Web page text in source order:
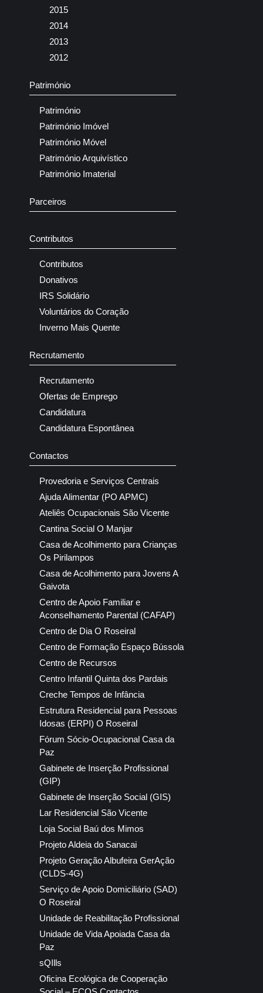
2015
2014
2013
2012
Património
Património
Património Imóvel
Património Móvel
Património Arquivístico
Património Imaterial
Parceiros
Contributos
Contributos
Donativos
IRS Solidário
Voluntários do Coração
Inverno Mais Quente
Recrutamento
Recrutamento
Ofertas de Emprego
Candidatura
Candidatura Espontânea
Contactos
Provedoria e Serviços Centrais
Ajuda Alimentar (PO APMC)
Ateliês Ocupacionais São Vicente
Cantina Social O Manjar
Casa de Acolhimento para Crianças
Os Pirilampos
Casa de Acolhimento para Jovens A
Gaivota
Centro de Apoio Familiar e
Aconselhamento Parental (CAFAP)
Centro de Dia O Roseiral
Centro de Formação Espaço Bússola
Centro de Recursos
Centro Infantil Quinta dos Pardais
Creche Tempos de Infância
Estrutura Residencial para Pessoas
Idosas (ERPI) O Roseiral
Fórum Sócio-Ocupacional Casa da
Paz
Gabinete de Inserção Profissional
(GIP)
Gabinete de Inserção Social (GIS)
Lar Residencial São Vicente
Loja Social Baú dos Mimos
Projeto Aldeia do Sanacai
Projeto Geração Albufeira GerAção
(CLDS-4G)
Serviço de Apoio Domiciliário (SAD)
O Roseiral
Unidade de Reabilitação Profissional
Unidade de Vida Apoiada Casa da
Paz
sQIlls
Oficina Ecológica de Cooperação